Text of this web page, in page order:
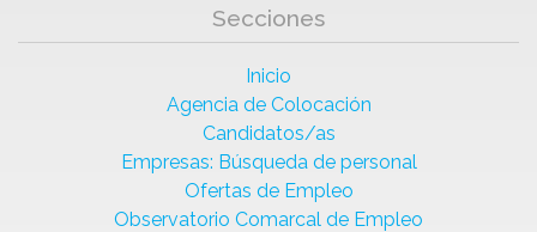
Secciones
Inicio
Agencia de Colocación
Candidatos/as
Empresas: Búsqueda de personal
Ofertas de Empleo
Observatorio Comarcal de Empleo